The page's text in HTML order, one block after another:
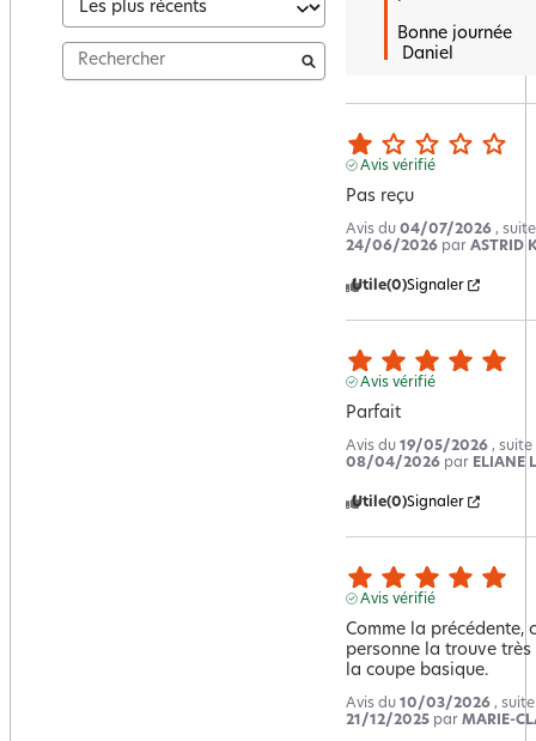
Bonne journée
Daniel
Avis vérifié
Pas reçu
Avis du 04/07/2026 ,
24/06/2026 par ASTRID
Utile(0)Signaler
Avis vérifié
Parfait
Avis du 19/05/2026 , suite
08/04/2026 par ELIANE
Utile(0)Signaler
Avis vérifié
Comme la précédente,
personne la trouve
la coupe basique.
Avis du 10/03/2026 ,
21/12/2025 par MARIE-